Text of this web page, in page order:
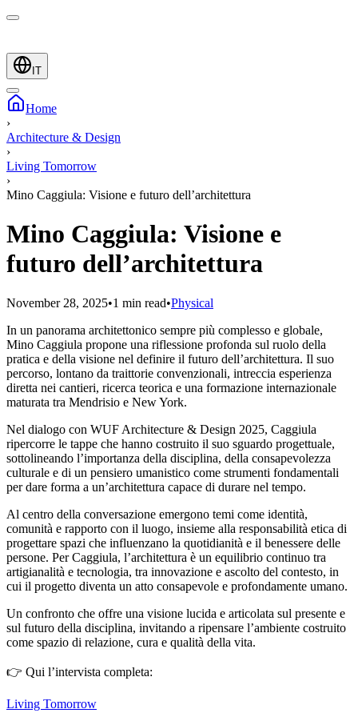
IT
Home
›
Architecture & Design
›
Living Tomorrow
›
Mino Caggiula: Visione e futuro dell’architettura
Mino Caggiula: Visione e
futuro dell’architettura
November 28, 2025•1 min read•Physical
In un panorama architettonico sempre più complesso e globale,
Mino Caggiula propone una riflessione profonda sul ruolo della
pratica e della visione nel definire il futuro dell’architettura. Il suo
percorso, lontano da traittorie convenzionali, intreccia esperienza
diretta nei cantieri, ricerca teorica e una formazione internazionale
maturata tra Mendrisio e New York.
Nel dialogo con WUF Architecture & Design 2025, Caggiula
ripercorre le tappe che hanno costruito il suo sguardo progettuale,
sottolineando l’importanza della disciplina, della consapevolezza
culturale e di un pensiero umanistico come strumenti fondamentali
per dare forma a un’architettura capace di durare nel tempo.
Al centro della conversazione emergono temi come identità,
comunità e rapporto con il luogo, insieme alla responsabilità etica di
progettare spazi che influenzano la quotidianità e il benessere delle
persone. Per Caggiula, l’architettura è un equilibrio continuo tra
artigianalità e tecnologia, tra innovazione e ascolto del contesto, in
cui il progetto diventa un atto consapevole e profondamente umano.
Un confronto che offre una visione lucida e articolata sul presente e
sul futuro della disciplina, invitando a ripensare l’ambiente costruito
come spazio di relazione, cura e qualità della vita.
👉 Qui l’intervista completa:
Living Tomorrow